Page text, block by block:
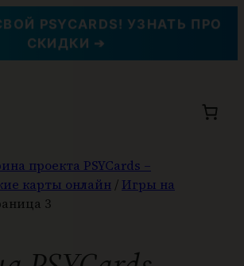
PSYCARDS! УЗНАТЬ ПРО
СКИДКИ ➔
проекта PSYCards –
карты онлайн / Игры на
3